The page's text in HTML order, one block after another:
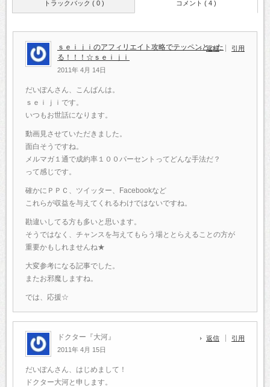
トラックバック ( 0 ) コメント ( 4 )
ｓｅｉｊｉのアフィリエイト攻略でテッペンとった
る！！！☆ｓｅｉｊｉ
2011年 4月 14日
返信 引用
だいぽんさん、こんばんは。
ｓｅｉｊｉです。
いつもお世話になります。
動画見させていただきました。
面白そうですね。
メルマガ１通で成約率１００パーセントってどんな手法だ？
って感じです。
確かにＰＰＣ、ツイッター、Facebookなど
これらが収益を与えてくれるわけではないですね。
勘違いしてる方も多いと思います。
そうではなく、チャンスを与えてもらう場ととらえることの方が
重要かもしれませんね★
大変参考になる記事でした。
またお邪魔しますね。
では、応援☆
ドクター『大河』
2011年 4月 15日
返信 引用
だいぽんさん、はじめまして！
ドクター大河と申します。